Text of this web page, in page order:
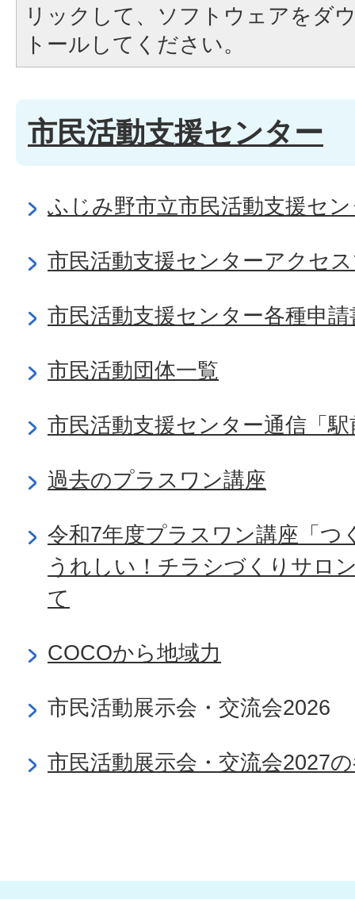
リックして、ソフトウェアをダ
トールしてください。
市民活動支援センター
ふじみ野市立市民活動支援セ
市民活動支援センターアクセ
市民活動支援センター各種申請
市民活動団体一覧
市民活動支援センター通信「
過去のプラスワン講座
令和7年度プラスワン講座「つ
うれしい！チラシづくりサロ
て
COCOから地域力
市民活動展示会・交流会2026
市民活動展示会・交流会2027